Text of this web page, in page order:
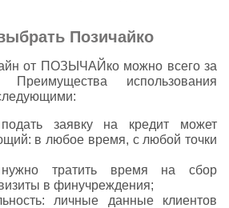
Позичайко
от ПОЗЫЧАЙко можно всего за
Преимущества использования
подать заявку на кредит может
в любое время, с любой точки
тратить время на сбор
в финучреждения;
личные данные клиентов